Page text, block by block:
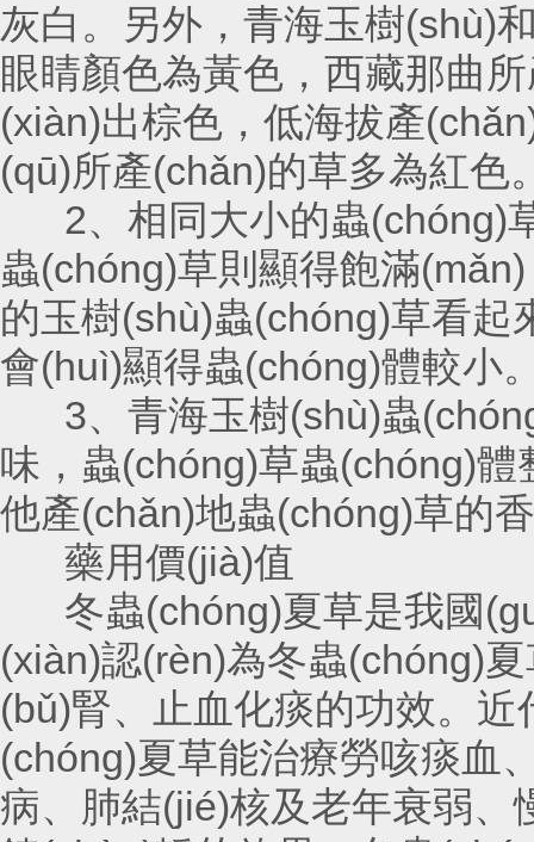
灰白。另外，青海玉樹
眼睛顏色為黃色，西藏那
(xiàn)出棕色，低海拔產
(qū)所產(chǎn)的草多為紅色
2、相同大小的蟲
蟲(chóng)草則顯得飽滿(mǎn)
的玉樹(shù)蟲(chóng)草看起
會(huì)顯得蟲(chóng)體較小
3、青海玉樹(shù)蟲
味，蟲(chóng)草蟲(chóng)
他產(chǎn)地蟲(chóng)草的香味
藥用價(jià)值
冬蟲(chóng)夏草是我國
(xiàn)認(rèn)為冬蟲(chóng)夏
(bǔ)腎、止血化痰的功效
(chóng)夏草能治療勞咳痰血、盜
病、肺結(jié)核及老年衰弱、